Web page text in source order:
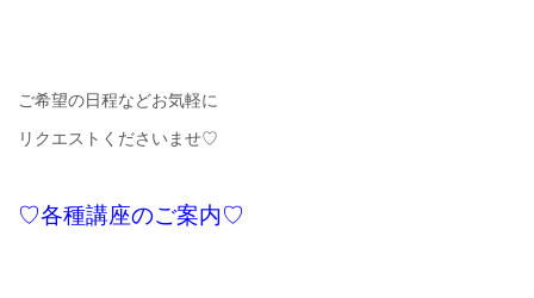
ご希望の日程などお気軽に
リクエストくださいませ♡
♡各種講座のご案内♡